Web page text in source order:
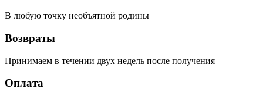
В любую точку необъятной родины
Возвраты
Принимаем в течении двух недель после получения
Оплата